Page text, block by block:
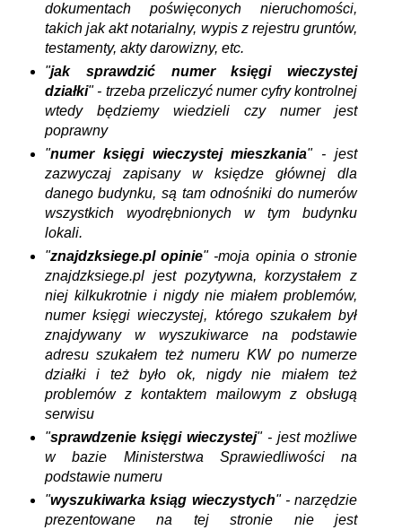
dokumentach poświęconych nieruchomości,
takich jak akt notarialny, wypis z rejestru gruntów,
testamenty, akty darowizny, etc.
"jak sprawdzić numer księgi wieczystej
działki" - trzeba przeliczyć numer cyfry kontrolnej
wtedy będziemy wiedzieli czy numer jest
poprawny
"numer księgi wieczystej mieszkania" - jest
zazwyczaj zapisany w księdze głównej dla
danego budynku, są tam odnośniki do numerów
wszystkich wyodrębnionych w tym budynku
lokali.
"znajdzksiege.pl opinie" -moja opinia o stronie
znajdzksiege.pl jest pozytywna, korzystałem z
niej kilkukrotnie i nigdy nie miałem problemów,
numer księgi wieczystej, którego szukałem był
znajdywany w wyszukiwarce na podstawie
adresu szukałem też numeru KW po numerze
działki i też było ok, nigdy nie miałem też
problemów z kontaktem mailowym z obsługą
serwisu
"sprawdzenie księgi wieczystej" - jest możliwe
w bazie Ministerstwa Sprawiedliwości na
podstawie numeru
"wyszukiwarka ksiąg wieczystych" - narzędzie
prezentowane na tej stronie nie jest